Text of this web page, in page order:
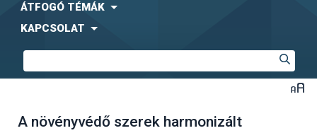
ÁTFOGÓ TÉMÁK
KAPCSOLAT
A növényvédő szerek harmonizált